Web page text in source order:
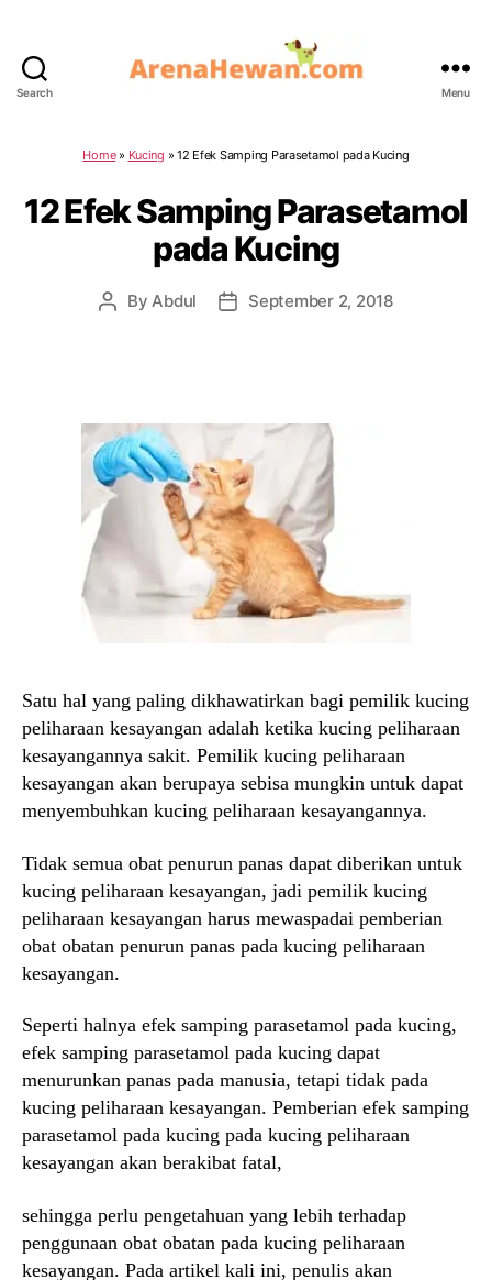
Search Menu
Home» Kucing »12 Efek Samping Parasetamol pada Kucing
12 Efek Samping Parasetamol
pada Kucing
PostByAbdul
PostSeptember 2, 2018
Satu hal yang paling dikhawatirkan bagi pemilik kucing
peliharaan kesayangan adalah ketika kucing peliharaan
kesayangannya sakit. Pemilik kucing peliharaan
kesayangan akan berupaya sebisa mungkin untuk dapat
menyembuhkan kucing peliharaan kesayangannya.
Tidak semua obat penurun panas dapat diberikan untuk
kucing peliharaan kesayangan, jadi pemilik kucing
peliharaan kesayangan harus mewaspadai pemberian
obat obatan penurun panas pada kucing peliharaan
kesayangan.
Seperti halnya efek samping parasetamol pada kucing,
efek samping parasetamol pada kucing dapat
menurunkan panas pada manusia, tetapi tidak pada
kucing peliharaan kesayangan. Pemberian efek samping
parasetamol pada kucing pada kucing peliharaan
kesayangan akan berakibat fatal,
sehingga perlu pengetahuan yang lebih terhadap
penggunaan obat obatan pada kucing peliharaan
kesayangan. Pada artikel kali ini, penulis akan